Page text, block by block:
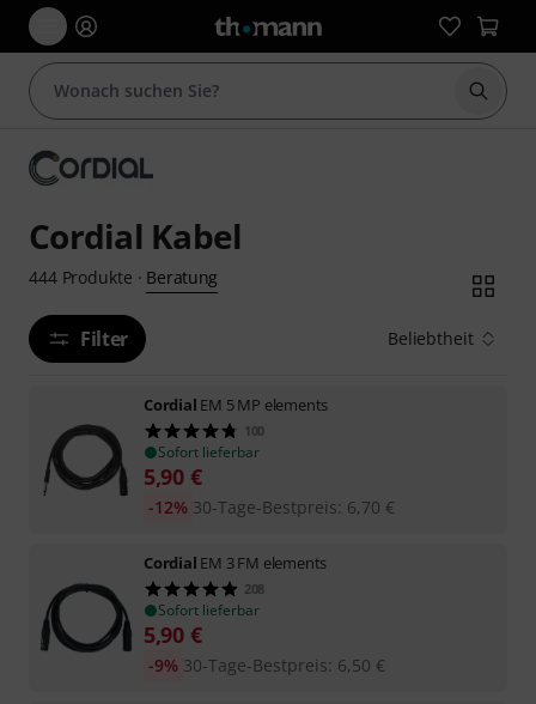
Suche
Cordial Kabel
444 Produkte · Beratung
Filter Beliebtheit
Cordial EM 5 MP elements
100
Sofort lieferbar
5,90 €
30-Tage-Bestpreis: 6,70 €
-12%
Cordial EM 3 FM elements
208
Sofort lieferbar
5,90 €
30-Tage-Bestpreis: 6,50 €
-9%